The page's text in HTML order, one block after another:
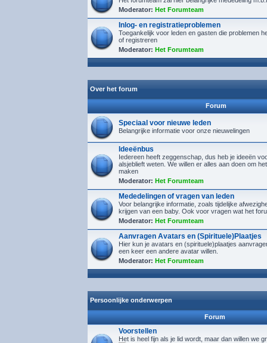
Moderator: Het Forumteam
Inlog- en registratieproblemen
Toegankelijk voor leden en gasten die problemen
of registreren
Moderator: Het Forumteam
Over het forum
Forum
Speciaal voor nieuwe leden
Belangrijke informatie voor onze nieuwelingen
Ideeënbus
Iedereen heeft zeggenschap, dus heb je ideeën
alsjeblieft weten. We willen er alles aan doen om
maken
Moderator: Het Forumteam
Mededelingen of vragen van leden
Voor belangrijke informatie, zoals tijdelijke
krijgen van een baby. Ook voor vragen wat het
Moderator: Het Forumteam
Aanvragen Avatars en (Spirituele)Plaatjes
Hier kun je avatars en (spirituele)plaatjes
een keer een andere avatar willen.
Moderator: Het Forumteam
Persoonlijke onderwerpen
Forum
Voorstellen
Het is heel fijn als je lid wordt, maar dan willen we